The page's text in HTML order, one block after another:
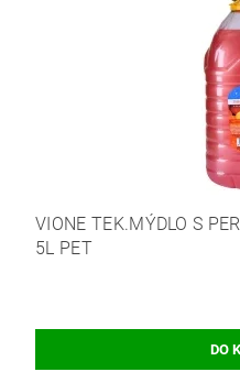
VIONE TEK.MÝDLO S
5L PET